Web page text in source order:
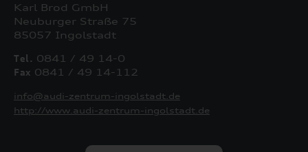
Karl Brod GmbH
Neuburger Straße 75
85057 Ingolstadt
Tel. 0841 / 49 14-0
Fax 0841 / 49 14-112
info@audi-zentrum-ingolstadt.de
http://www.audi-zentrum-ingolstadt.de